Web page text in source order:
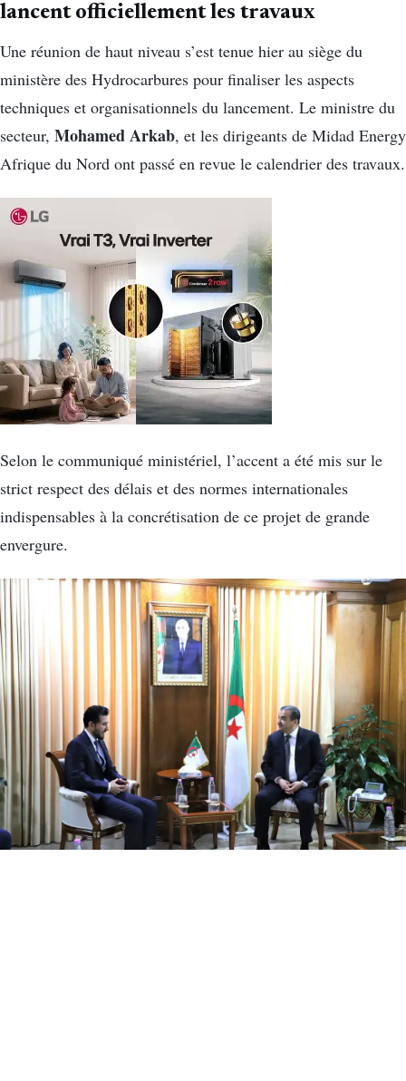
lancent officiellement les travaux
Une réunion de haut niveau s’est tenue hier au siège du
ministère des Hydrocarbures pour finaliser les aspects
techniques et organisationnels du lancement. Le ministre du
secteur, Mohamed Arkab, et les dirigeants de Midad Energy
Afrique du Nord ont passé en revue le calendrier des travaux.
Selon le communiqué ministériel, l’accent a été mis sur le
strict respect des délais et des normes internationales
indispensables à la concrétisation de ce projet de grande
envergure.